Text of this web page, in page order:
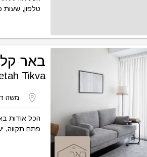
טלפון, שעות
באר
Tikva
משה דיין 10, פתח
פתח תקווה,